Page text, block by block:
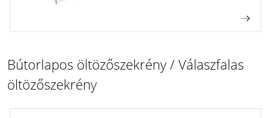
Bútorlapos öltözőszekrény / Válaszfalas
öltözőszekrény